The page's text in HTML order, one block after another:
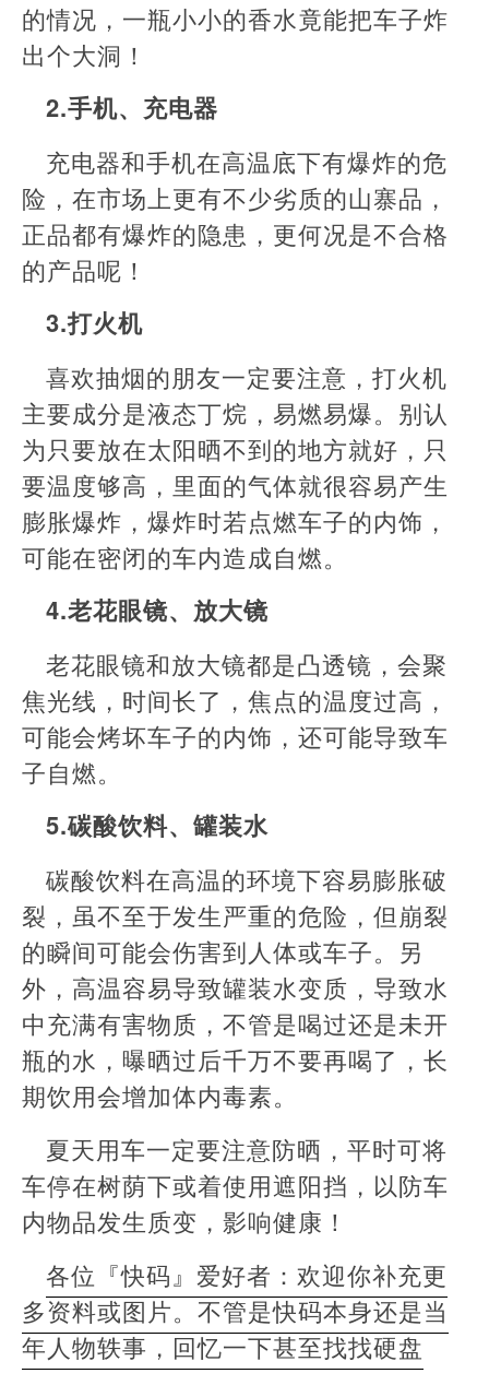
的情况，一瓶小小的香水竟能把车子炸
出个大洞！
2.手机、充电器
充电器和手机在高温底下有爆炸的危
险，在市场上更有不少劣质的山寨品，
正品都有爆炸的隐患，更何况是不合格
的产品呢！
3.打火机
喜欢抽烟的朋友一定要注意，打火机
主要成分是液态丁烷，易燃易爆。别认
为只要放在太阳晒不到的地方就好，只
要温度够高，里面的气体就很容易产生
膨胀爆炸，爆炸时若点燃车子的内饰，
可能在密闭的车内造成自燃。
4.老花眼镜、放大镜
老花眼镜和放大镜都是凸透镜，会聚
焦光线，时间长了，焦点的温度过高，
可能会烤坏车子的内饰，还可能导致车
子自燃。
5.碳酸饮料、罐装水
碳酸饮料在高温的环境下容易膨胀破
裂，虽不至于发生严重的危险，但崩裂
的瞬间可能会伤害到人体或车子。另
外，高温容易导致罐装水变质，导致水
中充满有害物质，不管是喝过还是未开
瓶的水，曝晒过后千万不要再喝了，长
期饮用会增加体内毒素。
夏天用车一定要注意防晒，平时可将
车停在树荫下或着使用遮阳挡，以防车
内物品发生质变，影响健康！
各位『快码』爱好者：欢迎你补充更
多资料或图片。不管是快码本身还是当
年人物轶事，回忆一下甚至找找硬盘